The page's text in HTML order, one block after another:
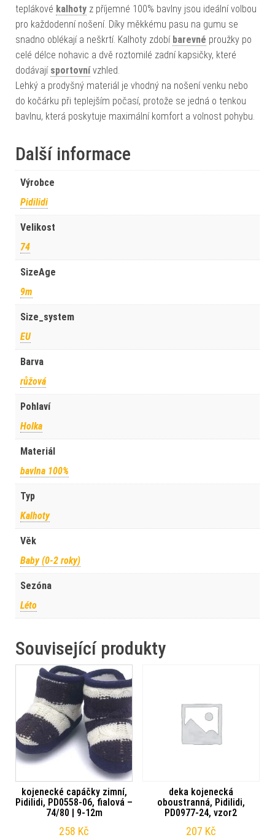
teplákové kalhoty z příjemné 100% bavlny jsou ideální volbou
pro každodenní nošení. Díky měkkému pasu na gumu se
snadno oblékají a neškrtí. Kalhoty zdobí barevné proužky po
celé délce nohavic a dvě roztomilé zadní kapsičky, které
dodávají sportovnívzhled.
Lehký a prodyšný materiál je vhodný na nošení venku nebo
do kočárku při teplejším počasí, protože se jedná o tenkou
bavlnu, která poskytuje maximální komfort a volnost pohybu.
Další informace
Výrobce
Pidilidi
Velikost
74
SizeAge
9m
Size_system
EU
Barva
růžová
Pohlaví
Holka
Materiál
bavlna 100%
Typ
Kalhoty
Věk
Baby (0-2 roky)
Sezóna
Léto
Související produkty
kojenecké capáčky zimní,
Pidilidi, PD0558-06, fialová –
74/80 | 9-12m
258 Kč
deka kojenecká
oboustranná, Pidilidi,
PD0977-24, vzor2
207 Kč